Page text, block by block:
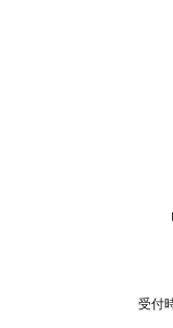
受付